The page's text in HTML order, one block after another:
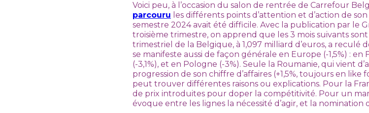
Voici peu, à l’occasion du salon de rentrée de Carrefour
parcouru les différents points d’attention et d’action de
semestre 2024 avait été difficile. Avec la publication par le
troisième trimestre, on apprend que les 3 mois suivants
trimestriel de la Belgique, à 1,097 milliard d’euros, a reculé
se manifeste aussi de façon générale en Europe (-1,5%) : en
(-3,1%), et en Pologne (-3%). Seule la Roumanie, qui vient
progression de son chiffre d’affaires (+1,5%, toujours en
peut trouver différentes raisons ou explications. Pour la
de prix introduites pour doper la compétitivité. Pour un
évoque entre les lignes la nécessité d’agir, et la